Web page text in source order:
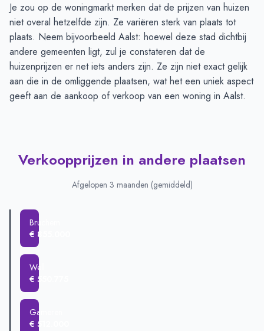
Je zou op de woningmarkt merken dat de prijzen van huizen
niet overal hetzelfde zijn. Ze variëren sterk van plaats tot
plaats. Neem bijvoorbeeld Aalst: hoewel deze stad dichtbij
andere gemeenten ligt, zul je constateren dat de
huizenprijzen er net iets anders zijn. Ze zijn niet exact gelijk
aan die in de omliggende plaatsen, wat het een uniek aspect
geeft aan de aankoop of verkoop van een woning in Aalst.
Verkoopprijzen in andere plaatsen
Afgelopen 3 maanden (gemiddeld)
Bruchem
€ 855.000
Well
€ 550.775
Gameren
€ 512.000